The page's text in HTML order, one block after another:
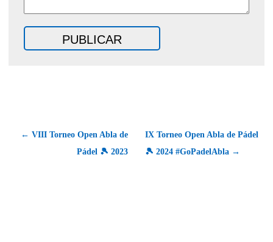
← VIII Torneo Open Abla de
Pádel 🎾 2023
IX Torneo Open Abla de Pádel
🎾 2024 #GoPadelAbla →